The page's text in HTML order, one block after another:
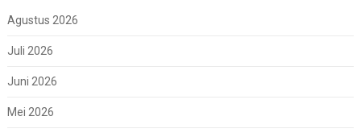
Agustus 2026
Juli 2026
Juni 2026
Mei 2026